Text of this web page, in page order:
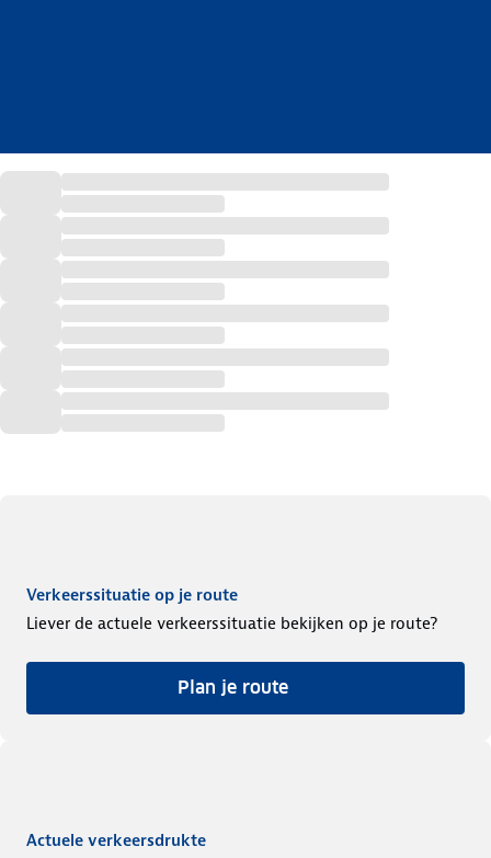
Verkeerssituatie op je route
Liever de actuele verkeerssituatie bekijken op je route?
Plan je route
Actuele verkeersdrukte